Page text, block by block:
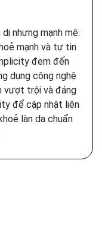
nhưng mạnh mẽ:
mạnh và tự tin
đem đến
dụng công nghệ
vượt trội và đáng
để cập nhật liên
làn da chuẩn